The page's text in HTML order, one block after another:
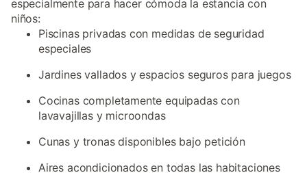
especialmente para hacer cómoda la estancia con
niños:
Piscinas privadas con medidas de seguridad
especiales
Jardines vallados y espacios seguros para juegos
Cocinas completamente equipadas con
lavavajillas y microondas
Cunas y tronas disponibles bajo petición
Aires acondicionados en todas las habitaciones